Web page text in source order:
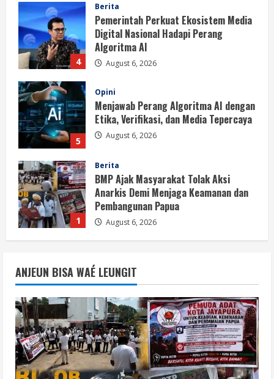
4
Berita
Pemerintah Perkuat Ekosistem Media
Digital Nasional Hadapi Perang
Algoritma AI
August 6, 2026
5
Opini
Menjawab Perang Algoritma AI dengan
Etika, Verifikasi, dan Media Tepercaya
August 6, 2026
1
Berita
BMP Ajak Masyarakat Tolak Aksi
Anarkis Demi Menjaga Keamanan dan
Pembangunan Papua
August 6, 2026
2
BMP Kecam Aksi KNPB, Serukan
Persatuan Demi Papua yang Kondusif
August 6, 2026
Berita
Perang Algoritma AI Makin Kompleks,
Publik Diminta Verifikasi Informasi
Digital
ANJEUN BISA WAÉ LEUNGIT